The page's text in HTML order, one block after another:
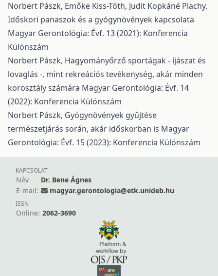
Norbert Pászk, Emőke Kiss-Tóth, Judit Kopkáné Plachy,
Időskori panaszok és a gyógynövények kapcsolata
Magyar Gerontológia: Évf. 13 (2021): Konferencia
Különszám
Norbert Pászk, Hagyományőrző sportágak - íjászat és
lovaglás -, mint rekreációs tevékenység, akár minden
korosztály számára Magyar Gerontológia: Évf. 14
(2022): Konferencia Különszám
Norbert Pászk, Gyógynövények gyűjtése
természetjárás során, akár időskorban is Magyar
Gerontológia: Évf. 15 (2023): Konferencia Különszám
KAPCSOLAT
Név
Dr. Bene Ágnes
E-mail:
magyar.gerontologia@etk.unideb.hu
ISSN
Online: 2062-3690